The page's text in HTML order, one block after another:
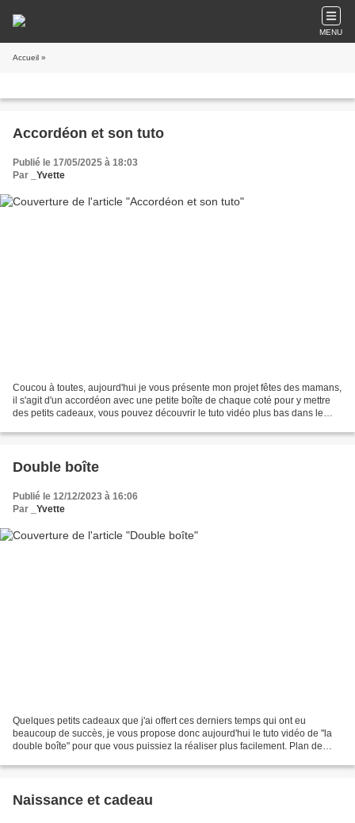
MENU
Accueil »
Accordéon et son tuto
Publié le 17/05/2025 à 18:03
Par
_Yvette
Coucou à toutes, aujourd'hui je vous présente mon projet fêtes des mamans,
il s'agit d'un accordéon avec une petite boîte de chaque coté pour y mettre
des petits cadeaux, vous pouvez découvrir le tuto vidéo plus bas dans le
Double boîte
Publié le 12/12/2023 à 16:06
Par
_Yvette
Quelques petits cadeaux que j'ai offert ces derniers temps qui ont eu
beaucoup de succès, je vous propose donc aujourd'hui le tuto vidéo de "la
double boîte" pour que vous puissiez la réaliser plus facilement. Plan de
Naissance et cadeau